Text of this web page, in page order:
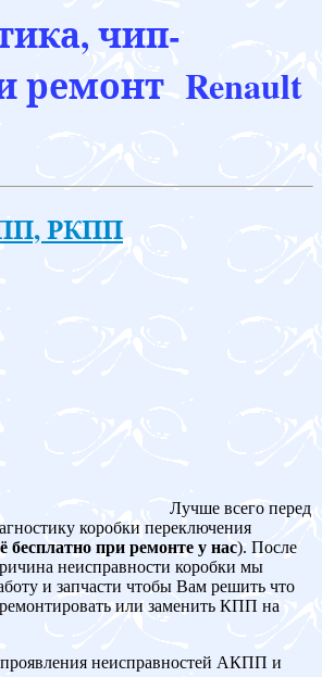
чип-
ремонт Renault
РКПП
Лучше всего перед
коробки переключения
бесплатно при ремонте у нас). После
неисправности коробки мы
и запчасти чтобы Вам решить что
или заменить КПП на
неисправностей АКПП и